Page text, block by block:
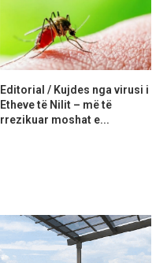
Editorial / Kujdes nga virusi i
Etheve të Nilit – më të
rrezikuar moshat e...